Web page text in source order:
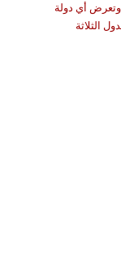
وتعرض أي دولة
الثلاثة